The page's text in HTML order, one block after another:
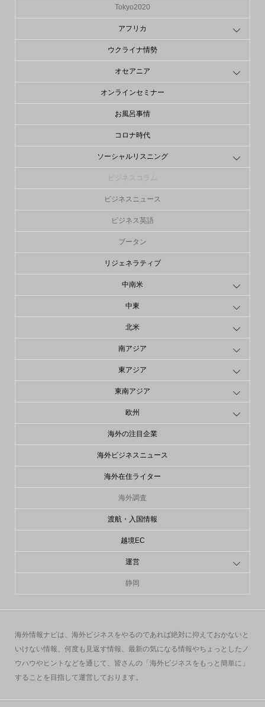
Tokyo2020
アフリカ
ウクライナ情勢
オセアニア
オンラインセミナー
お風呂事情
コロナ時代
ソーシャルリスニング
ビジネスコラム
ビジネスニュース
ビジネス英語
ブータン
リジェネラティブ
中南米
中東
北米
南アジア
東アジア
東南アジア
欧州
海外の注目企業
海外ビジネスニュース
海外在住ライター
海外調査
渡航・入国情報
越境EC
運営
静岡
海外情報ナビは、海外ビジネスをやるのであれば絶対に抑えておかないと
いけない情報、何度も見返す情報、最新の気になる情報やちょっとしたノ
ウハウやヒントなどを通じて、皆さんの「海外ビジネスをもっと簡単に」
することを目指して運営しております。